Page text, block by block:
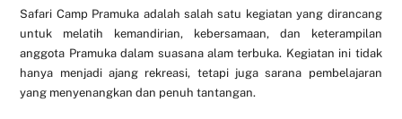
Safari Camp Pramuka adalah salah satu kegiatan yang dirancang
untuk melatih kemandirian, kebersamaan, dan keterampilan
anggota Pramuka dalam suasana alam terbuka. Kegiatan ini tidak
hanya menjadi ajang rekreasi, tetapi juga sarana pembelajaran
yang menyenangkan dan penuh tantangan.